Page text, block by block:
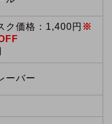
ク価格： 1,400円 ※
ーバー